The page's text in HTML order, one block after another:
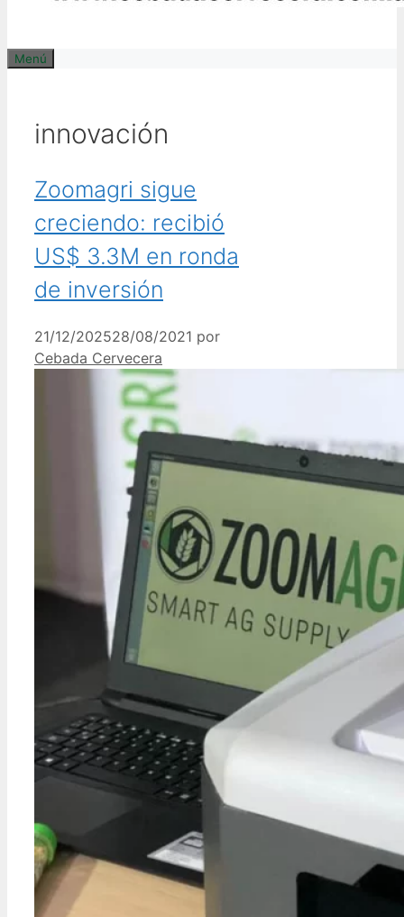
Menú
innovación
Zoomagri sigue
creciendo: recibió
US$ 3.3M en ronda
de inversión
21/12/202528/08/2021 por
Cebada Cervecera